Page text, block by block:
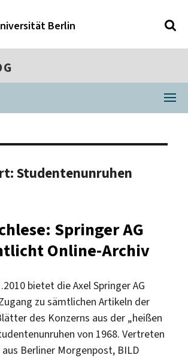
Berlin
Studentenunruhen
Springer AG
Online-Archiv
bietet die Axel Springer AG
zu sämtlichen Artikeln der
des Konzerns aus der „heißen
von 1968. Vertreten
Berliner Morgenpost, BILD